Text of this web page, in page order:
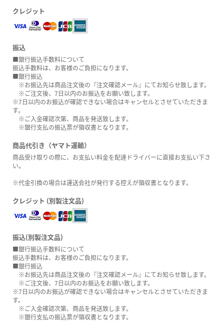
クレジット
振込
■銀行振込手数料について
振込手数料は、お客様のご負担になります。
■銀行振込
※お振込先は商品注文後の『注文確認メール』にてお知らせ致します。
※ご注文後、7日以内のお振込をお願い致します。
※7日以内のお振込が確認できない場合はキャンセルとさせていただきま
す。
※ご入金確認次第、商品を発送致します。
※銀行支払の振込票が領収書となります。
商品代引き（ヤマト運輸）
商品受け取りの際に、お支払い料金を配達ドライバーに直接お支払い下さ
い。
※代金引換の場合は運送会社が発行する控えが領収書となります。
クレジット (別製注文品)
振込(別製注文品)
■銀行振込手数料について
振込手数料は、お客様のご負担になります。
■銀行振込
※お振込先は商品注文後の『注文確認メール』にてお知らせ致します。
※ご注文後、7日以内のお振込をお願い致します。
※7日以内のお振込が確認できない場合はキャンセルとさせていただきま
す。
※ご入金確認次第、商品を発送致します。
※銀行支払の振込票が領収書となります。